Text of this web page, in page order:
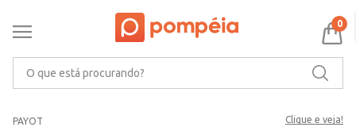
0
PAYOT Clique e veja!